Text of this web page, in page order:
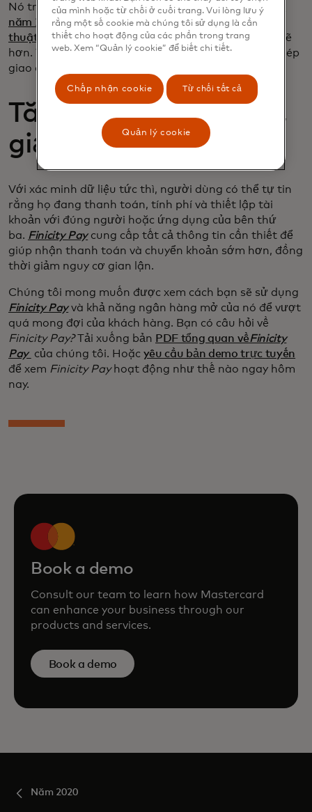
Nó trở nên tốt hơn.Finicity Pay đáp ứng các yêu cầu
năm 2021 của NACHA đối với các giao dịch ACH kỹ
thuật số cho phép kiểm soát chống gian lận mạnh mẽ
hơn. Và, các giải pháp dữ liệu củaFinicity Pay
cho phép
giao dịch nhanh hơn, tự tin hơn.
Tăng cường bảo mật,
giảm rủi ro
Với xác minh dữ liệu tức thì, người dùng có thể tự tin
rằng họ đang thanh toán, tính phí và thiết lập tài
khoản với đúng người hoặc ứng dụng của bên thứ
ba. Finicity Paycung cấp tất cả thông tin cần thiết để
giúp nhận thanh toán và chuyển khoản sớm hơn, đồng
thời giảm nguy cơ gian lận.
Chúng tôi mong muốn được xem cách bạn sẽ sử dụng
Finicity Payvà khả năng ngân hàng mở của nó để vượt
quá mong đợi của khách hàng. Bạn có câu hỏi về
Finicity Pay?Tải xuống bản PDF tổng quan vềFinicity
Pay của chúng tôi. Hoặc yêu cầu bản demo trực tuyến
để xem Finicity Payhoạt động như thế nào ngay hôm
nay.
Book a demo
Consult our team to learn how Mastercard
can enhance your business through our
products and services.
Book a demo
Năm 2020
của mình hoặc từ chối ở cuối trang. Vui lòng lưu ý
rằng một số cookie mà chúng tôi sử dụng là cần
thiết cho hoạt động của các phần trong trang
web. Xem “Quản lý cookie” để biết chi tiết.
Chấp nhận cookie Từ chối tất cả
Quản lý cookie